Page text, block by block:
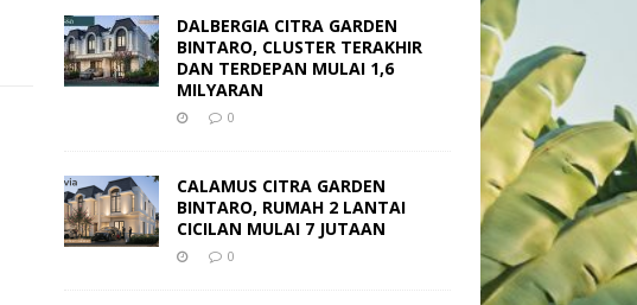
DALBERGIA CITRA GARDEN
BINTARO, CLUSTER TERAKHIR
DAN TERDEPAN MULAI 1,6
MILYARAN
0
CALAMUS CITRA GARDEN
BINTARO, RUMAH 2 LANTAI
CICILAN MULAI 7 JUTAAN
0